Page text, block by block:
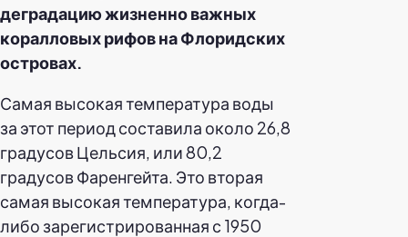
деградацию жизненно важных
коралловых рифов на Флоридских
островах.
Самая высокая температура воды
за этот период составила около 26,8
градусов Цельсия, или 80,2
градусов Фаренгейта. Это вторая
самая высокая температура, когда-
либо зарегистрированная с 1950